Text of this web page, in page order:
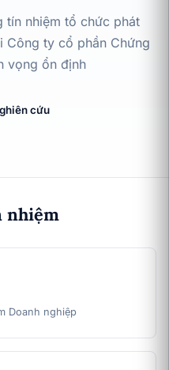
tín nhiệm tổ chức phát
Công ty cổ phần Chứng
vọng ổn định
cứu
nhiệm
Doanh nghiệp